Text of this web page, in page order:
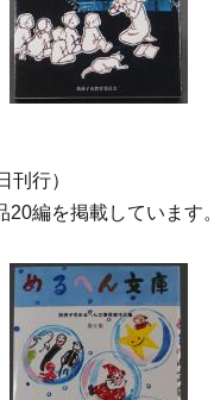
刊行）
編を掲載しています。